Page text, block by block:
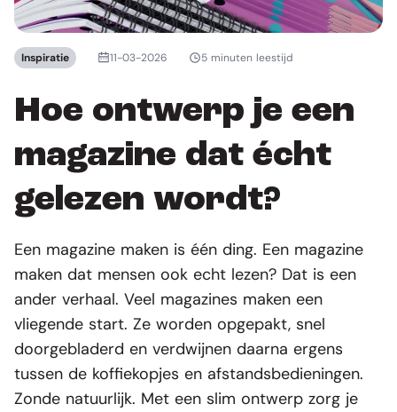
Inspiratie 11-03-2026 5 minuten leestijd
Hoe ontwerp je een
magazine dat écht
gelezen wordt?
Een magazine maken is één ding. Een magazine
maken dat mensen ook echt lezen? Dat is een
ander verhaal. Veel magazines maken een
vliegende start. Ze worden opgepakt, snel
doorgebladerd en verdwijnen daarna ergens
tussen de koffiekopjes en afstandsbedieningen.
Zonde natuurlijk. Met een slim ontwerp zorg je